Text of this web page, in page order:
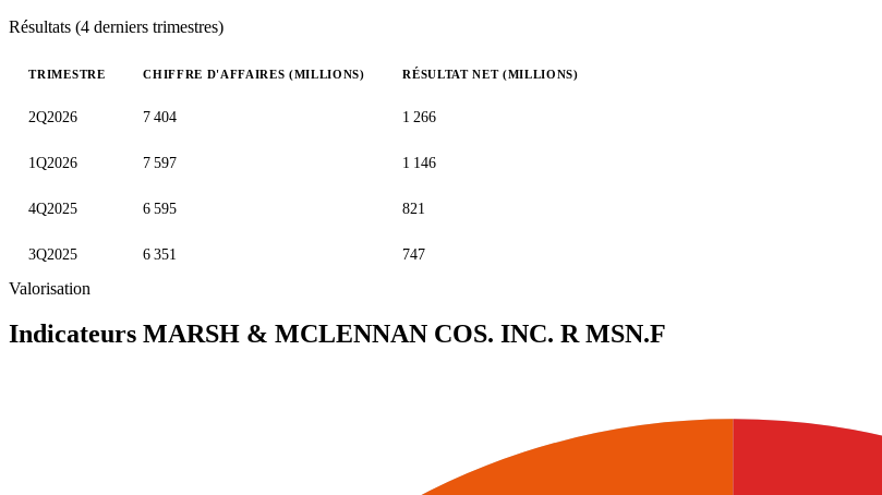
Résultats (4 derniers trimestres)
TRIMESTRE CHIFFRE D'AFFAIRES (MILLIONS) RÉSULTAT NET (MILLIONS)
2Q2026 7 404 1 266
1Q2026 7 597 1 146
4Q2025 6 595 821
3Q2025 6 351 747
Valorisation
Indicateurs MARSH & MCLENNAN COS. INC. RMSN.F